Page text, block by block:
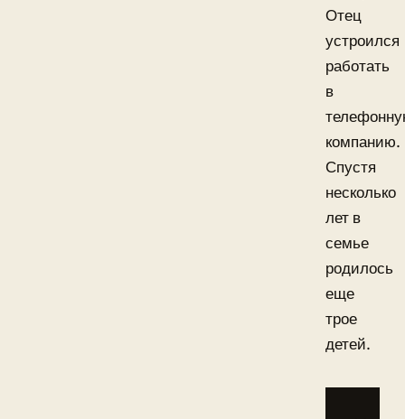
Отец
устроился
работать
в
компанию.
Спустя
несколько
лет в
семье
родилось
еще
трое
детей.